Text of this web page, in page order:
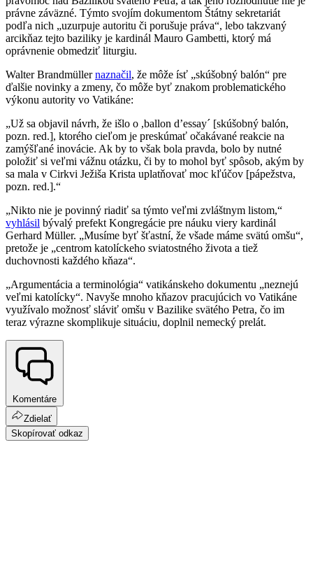
právne záväzné. Týmto svojím dokumentom Štátny sekretariát
podľa nich „uzurpuje autoritu či porušuje práva“, lebo takzvaný
arcikňaz tejto baziliky je kardinál Mauro Gambetti, ktorý má
oprávnenie obmedziť liturgiu.
Walter Brandmüllernaznačil, že môže ísť „skúšobný balón“ pre
ďalšie novinky a zmeny, čo môže byť znakom problematického
výkonu autority vo Vatikáne:
„Už sa objavil návrh, že išlo o ,ballon d’essay´ [skúšobný balón,
pozn. red.], ktorého cieľom je preskúmať očakávané reakcie na
zamýšľané inovácie. Ak by to však bola pravda, bolo by nutné
položiť si veľmi vážnu otázku, či by to mohol byť spôsob, akým by
sa mala v Cirkvi Ježiša Krista uplatňovať moc kľúčov [pápežstva,
pozn. red.].“
„Nikto nie je povinný riadiť sa týmto veľmi zvláštnym listom,“
vyhlásil bývalý prefekt Kongregácie pre náuku viery kardinál
Gerhard Müller. „Musíme byť šťastní, že všade máme svätú omšu“,
pretože je „centrom katolíckeho sviatostného života a tiež
duchovnosti každého kňaza“.
„Argumentácia a terminológia“ vatikánskeho dokumentu „neznejú
veľmi katolícky“. Navyše mnoho kňazov pracujúcich vo Vatikáne
využívalo možnosť sláviť omšu v Bazilike svätého Petra, čo im
teraz výrazne skomplikuje situáciu, doplnil nemecký prelát.
Komentáre
Zdielať
Skopírovať odkaz